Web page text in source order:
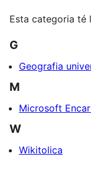
Esta categoria té
G
Geografia
M
Microsoft
W
Wikitolica